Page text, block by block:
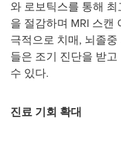
와 로보틱스를 통해
을 절감하며 MRI 스캔
극적으로 치매, 뇌졸
들은 조기 진단을 받
수 있다.
진료 기회 확대